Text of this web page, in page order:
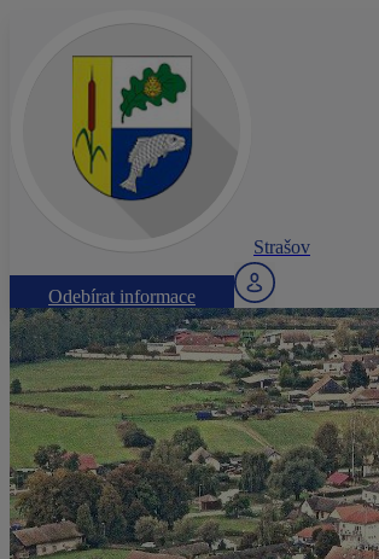
Strašov
Odebírat informace